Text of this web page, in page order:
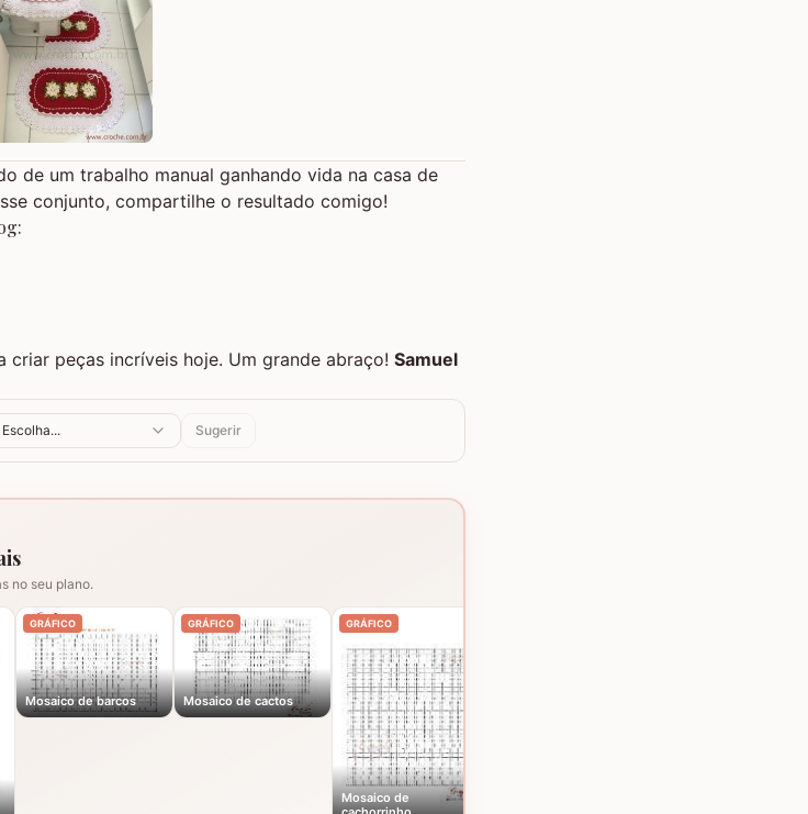
de um trabalho manual ganhando vida na casa de
conjunto, compartilhe o resultado comigo!
peças incríveis hoje. Um grande abraço! Samuel
Escolha... Sugerir
no seu plano.
GRÁFICO
Mosaico de barcos
GRÁFICO
Mosaico de cactos
GRÁFICO
Mosaico de